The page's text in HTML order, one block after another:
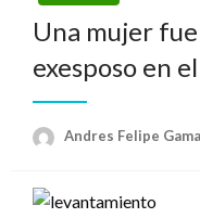
Una mujer
exesposo en
Andres Felipe Gama